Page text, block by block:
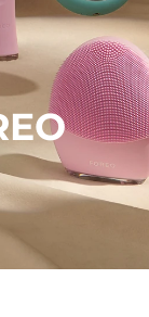
de usuário
aparelhos
Meus pedidos
endereços
subscrições
中文